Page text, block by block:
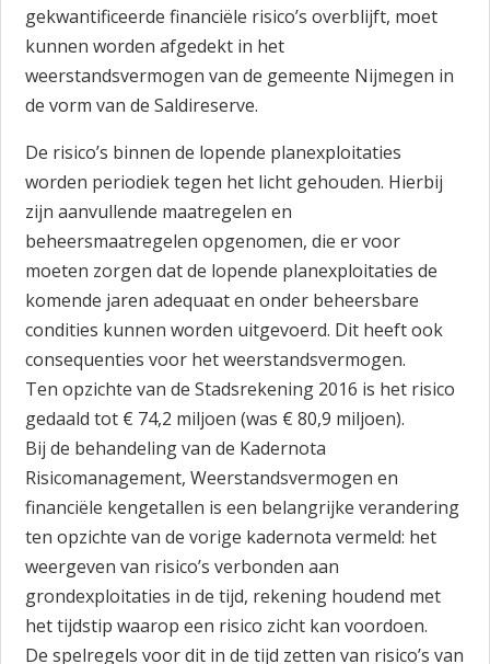
gekwantificeerde financiële risico’s overblijft, moet
kunnen worden afgedekt in het
weerstandsvermogen van de gemeente Nijmegen in
de vorm van de Saldireserve.
De risico’s binnen de lopende planexploitaties
worden periodiek tegen het licht gehouden. Hierbij
zijn aanvullende maatregelen en
beheersmaatregelen opgenomen, die er voor
moeten zorgen dat de lopende planexploitaties de
komende jaren adequaat en onder beheersbare
condities kunnen worden uitgevoerd. Dit heeft ook
consequenties voor het weerstandsvermogen.
Ten opzichte van de Stadsrekening 2016 is het risico
gedaald tot € 74,2 miljoen (was € 80,9 miljoen).
Bij de behandeling van de Kadernota
Risicomanagement, Weerstandsvermogen en
financiële kengetallen is een belangrijke verandering
ten opzichte van de vorige kadernota vermeld: het
weergeven van risico’s verbonden aan
grondexploitaties in de tijd, rekening houdend met
het tijdstip waarop een risico zicht kan voordoen.
De spelregels voor dit in de tijd zetten van risico’s van